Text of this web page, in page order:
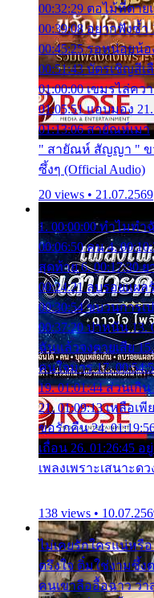
00:32:29 ตอไม้ที่ตาย
00:39:08 อยากฟังซ้ำ
00:45:25 รอหน่อยน้อ
00:51:43 บัตรเชิญสีเ
01:00:00 เขมรไล่คว
01:05:51 แอบมอง
01:13:06 สายัณห์เมา
" สายัณห์ สัญญา " ข
ซึ้งๆ (Official Audio)
20 views • 21.07.2569
1. 00:00:00 ทำไมทำ
00:06:50 คน 4.
สุดท้าย 6. 00:17:30
00:24:21 ลบรอยแผล
00:30:54 ขบวนการเ
00:37:20 ปาหนัน 13.
ฉันแล้วจงตายเสีย
คนใจมาร 17.
19. 01:01:44 ส่วนเกิ
21. 01:09:13 เหลือเพี
ขอรักคืน 24.
เถื่อน 26. 01:26:45 อ
เพลงเพราะเสนาะด
138 views •
ไม่เคยรักใครแน่หรื
ตรึงใจ ติ๋มใช่งามซึ้
คนเขาลืออื้อฉาว ว่